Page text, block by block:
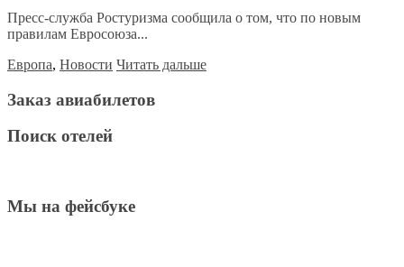
Пресс-служба Ростуризма сообщила о том, что по новым
правилам Евросоюза...
Европа, Новости Читать дальше
Заказ авиабилетов
Поиск отелей
Мы на фейсбуке